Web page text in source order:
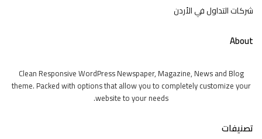
شركات التداول في الأردن
About
Clean Responsive WordPress Newspaper, Magazine, News and Blog
theme. Packed with options that allow you to completely customize your
website to your needs.
تصنيفات